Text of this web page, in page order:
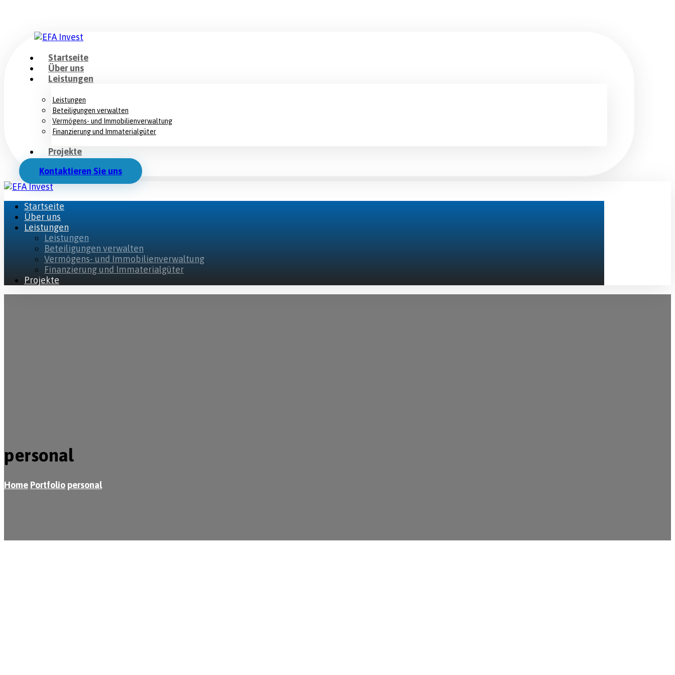
Startseite
Über uns
Leistungen
Leistungen
Beteiligungen verwalten
Vermögens- und Immobilienverwaltung
Finanzierung und Immaterialgüter
Projekte
Kontaktieren Sie uns
Startseite
Über uns
Leistungen
Leistungen
Beteiligungen verwalten
Vermögens- und Immobilienverwaltung
Finanzierung und Immaterialgüter
Projekte
personal
Home Portfolio personal